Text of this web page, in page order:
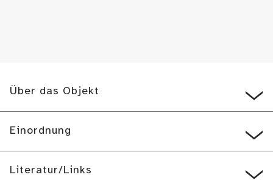
Über das Objekt
Einordnung
Literatur/Links